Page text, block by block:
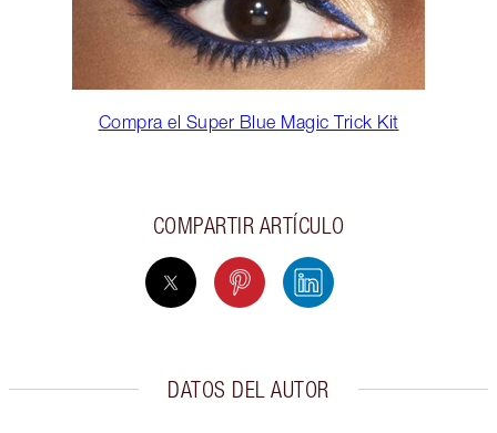
Compra el Super Blue Magic Trick Kit
COMPARTIR ARTÍCULO
DATOS DEL AUTOR